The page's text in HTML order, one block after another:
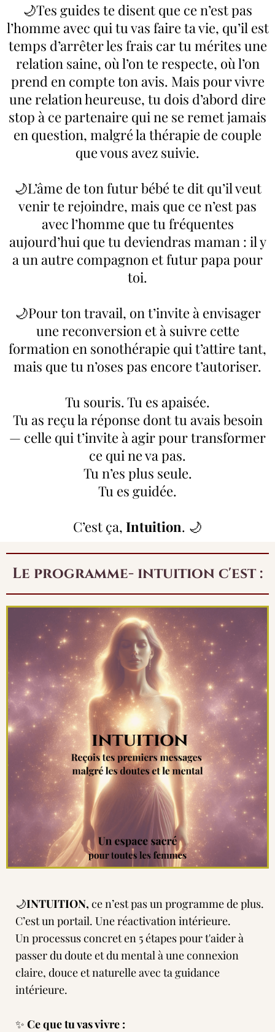
🌙Tes guides te disent que ce n’est pas
l’homme avec qui tu vas faire ta vie, qu’il est
temps d’arrêter les frais car tu mérites une
relation saine, où l’on te respecte, où l’on
prend en compte ton avis. Mais pour vivre
une relation heureuse, tu dois d’abord dire
stop à ce partenaire qui ne se remet jamais
en question, malgré la thérapie de couple
que vous avez suivie.
🌙L’âme de ton futur bébé te dit qu’il veut
venir te rejoindre, mais que ce n’est pas
avec l’homme que tu fréquentes
aujourd’hui que tu deviendras maman : il y
a un autre compagnon et futur papa pour
toi.
🌙Pour ton travail, on t’invite à envisager
une reconversion et à suivre cette
formation en sonothérapie qui t’attire tant,
mais que tu n’oses pas encore t’autoriser.
Tu souris. Tu es apaisée.
Tu as reçu la réponse dont tu avais besoin
— celle qui t’invite à agir pour transformer
ce qui ne va pas.
Tu n’es plus seule.
Tu es guidée.
C’est ça, Intuition. 🌙
Le programme- intuition c'est :
🌙INTUITION, ce n’est pas un programme de plus.
C’est un portail. Une réactivation intérieure.
Un processus concret en 5 étapes pour t'aider à
passer du doute et du mental à une connexion
claire, douce et naturelle avec ta guidance
intérieure.
✨ Ce que tu vas vivre :